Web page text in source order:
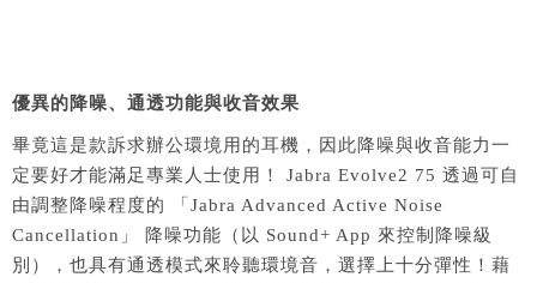
優異的降噪、通透功能與收音效果
畢竟這是款訴求辦公環境用的耳機，因此降噪與收音能力一
定要好才能滿足專業人士使用！ Jabra Evolve2 75 透過可自
由調整降噪程度的 「Jabra Advanced Active Noise
Cancellation」 降噪功能（以 Sound+ App 來控制降噪級
別），也具有通透模式來聆聽環境音，選擇上十分彈性！藉